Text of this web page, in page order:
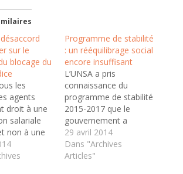
sur le
blocage du
les
agents
droit à une
salariale
non à une
gel de leur
Avec
Programme de stabilité
: un rééquilibrage social
encore insuffisant
L’UNSA a pris
connaissance du
programme de stabilité
2015-2017 que le
gouvernement a
décidé de soumettre
au Parlement. Lors de
son audience auprès
29 avril 2014
Dans "Archives
Articles"